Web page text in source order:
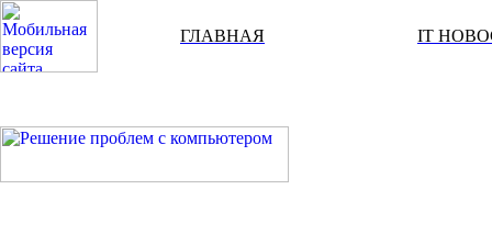
ГЛАВНАЯ IT